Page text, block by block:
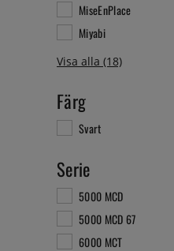
MiseEnPlace
Miyabi
Färg
Svart
Serie
5000 MCD
5000 MCD 67
6000 MCT